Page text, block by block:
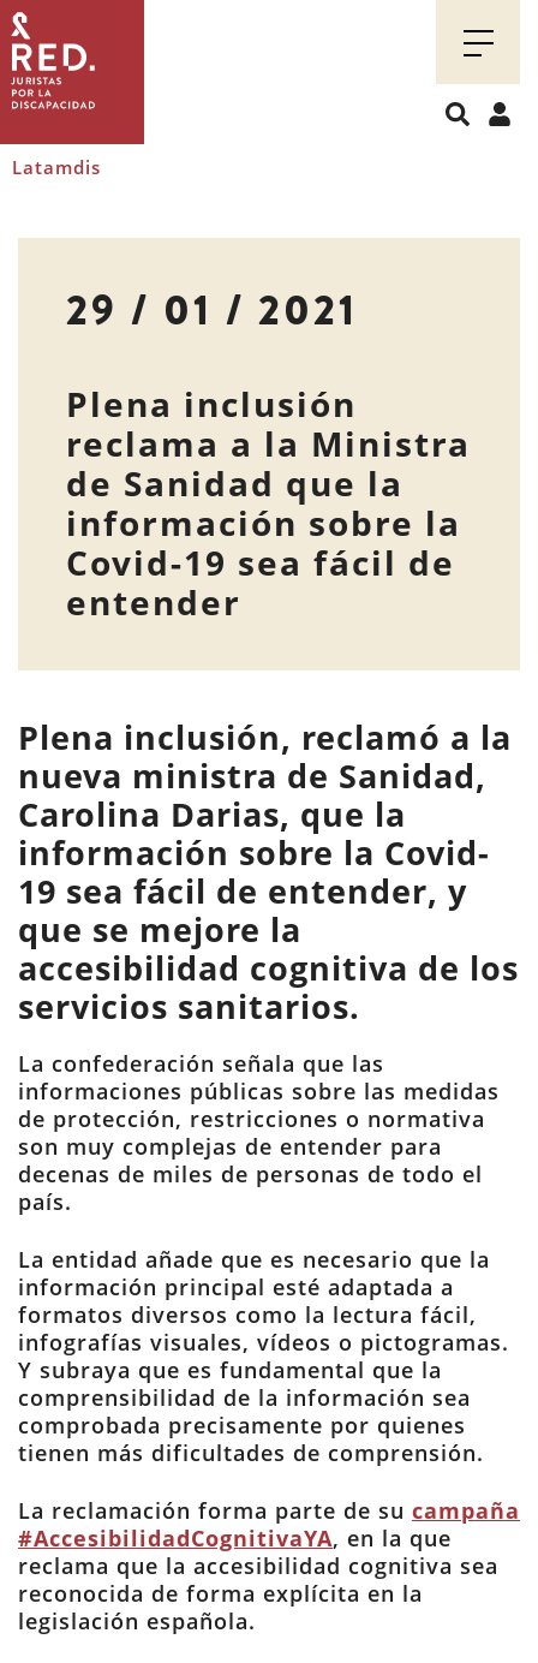
Juristas
por
la
discapacidad
Latamdis
29 / 01 / 2021
Plena inclusión
reclama a la Ministra
de Sanidad que la
información sobre la
Covid-19 sea fácil de
entender
Plena inclusión, reclamó a la
nueva ministra de Sanidad,
Carolina Darias, que la
información sobre la Covid-
19 sea fácil de entender, y
que se mejore la
accesibilidad cognitiva de los
servicios sanitarios.
La confederación señala que las
informaciones públicas sobre las medidas
de protección, restricciones o normativa
son muy complejas de entender para
decenas de miles de personas de todo el
país.
La entidad añade que es necesario que la
información principal esté adaptada a
formatos diversos como la lectura fácil,
infografías visuales, vídeos o pictogramas.
Y subraya que es fundamental que la
comprensibilidad de la información sea
comprobada precisamente por quienes
tienen más dificultades de comprensión.
La reclamación forma parte de su campaña
#AccesibilidadCognitivaYA, en la que
reclama que la accesibilidad cognitiva sea
reconocida de forma explícita en la
legislación española.